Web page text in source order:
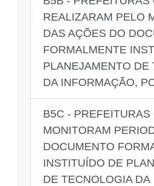
REALIZARAM PELO
DAS AÇÕES DO
FORMALMENTE
PLANEJAMENTO DE
DA INFORMAÇÃO,
B5C - PREFEITURAS
MONITORAM
DOCUMENTO
INSTITUÍDO DE
DE TECNOLOGIA DA